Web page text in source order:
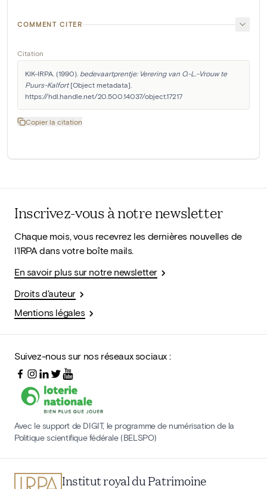
COMMENT CITER
Citation
KIK-IRPA. (1990). bedevaartprentje: Verering van O.-L.-Vrouw te
Puurs-Kalfort [Object metadata].
https://hdl.handle.net/20.500.14037/object.17217
Copier la citation
Inscrivez-vous à notre newsletter
Chaque mois, vous recevrez les dernières nouvelles de
l'IRPA dans votre boîte mails.
En savoir plus sur notre newsletter
Droits d'auteur
Mentions légales
Suivez-nous sur nos réseaux sociaux :
Avec le support de DIGIT, le programme de numérisation de la
Politique scientifique fédérale (BELSPO)
Institut royal du Patrimoine